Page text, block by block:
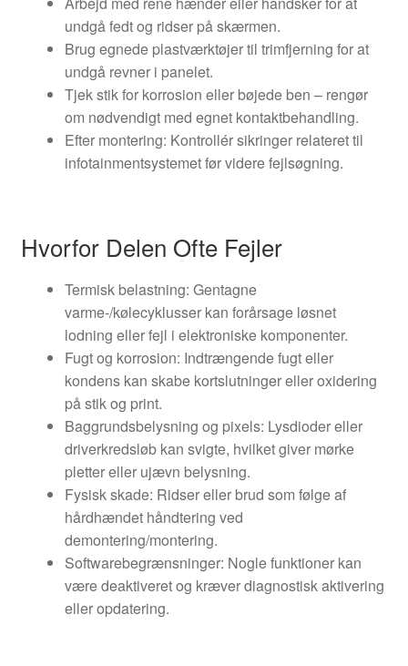
undgå fedt og ridser på skærmen.
Brug egnede plastværktøjer til trimfjerning for at
undgå revner i panelet.
Tjek stik for korrosion eller bøjede ben – rengør
om nødvendigt med egnet kontaktbehandling.
Efter montering: Kontrollér sikringer relateret til
infotainmentsystemet før videre fejlsøgning.
Hvorfor Delen Ofte Fejler
Termisk belastning: Gentagne
varme-/kølecyklusser kan forårsage løsnet
lodning eller fejl i elektroniske komponenter.
Fugt og korrosion: Indtrængende fugt eller
kondens kan skabe kortslutninger eller oxidering
på stik og print.
Baggrundsbelysning og pixels: Lysdioder eller
driverkredsløb kan svigte, hvilket giver mørke
pletter eller ujævn belysning.
Fysisk skade: Ridser eller brud som følge af
hårdhændet håndtering ved
demontering/montering.
Softwarebegrænsninger: Nogle funktioner kan
være deaktiveret og kræver diagnostisk aktivering
eller opdatering.